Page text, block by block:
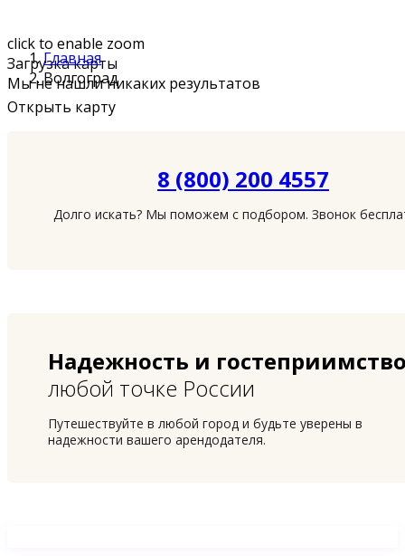
click to enable zoom
Загрузка карты
Мы не нашли никаких результатов
Открыть карту
Главная
Волгоград
8 (800) 200 4557
Долго искать? Мы поможем с подбором. Звонок
Надежность и
любой точке России
Путешествуйте в любой город и будьте уверены в
надежности вашего арендодателя.